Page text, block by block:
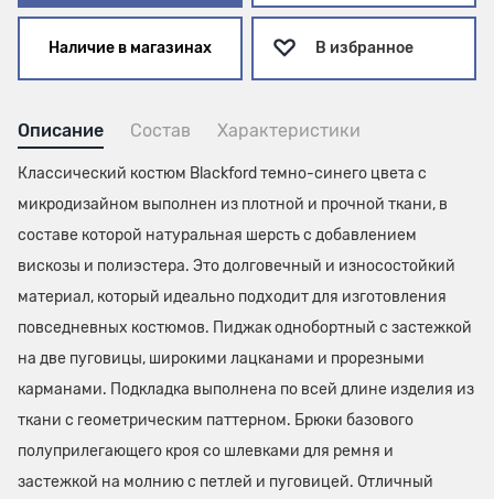
Наличие в магазинах В избранное
Описание Состав Характеристики
Классический костюм Blackford темно-синего цвета с
микродизайном выполнен из плотной и прочной ткани, в
составе которой натуральная шерсть с добавлением
вискозы и полиэстера. Это долговечный и износостойкий
материал, который идеально подходит для изготовления
повседневных костюмов. Пиджак однобортный с застежкой
на две пуговицы, широкими лацканами и прорезными
карманами. Подкладка выполнена по всей длине изделия из
ткани с геометрическим паттерном. Брюки базового
полуприлегающего кроя со шлевками для ремня и
застежкой на молнию с петлей и пуговицей. Отличный